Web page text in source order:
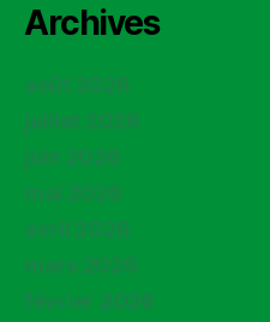
Archives
août 2026
juillet 2026
juin 2026
mai 2026
avril 2026
mars 2026
février 2026